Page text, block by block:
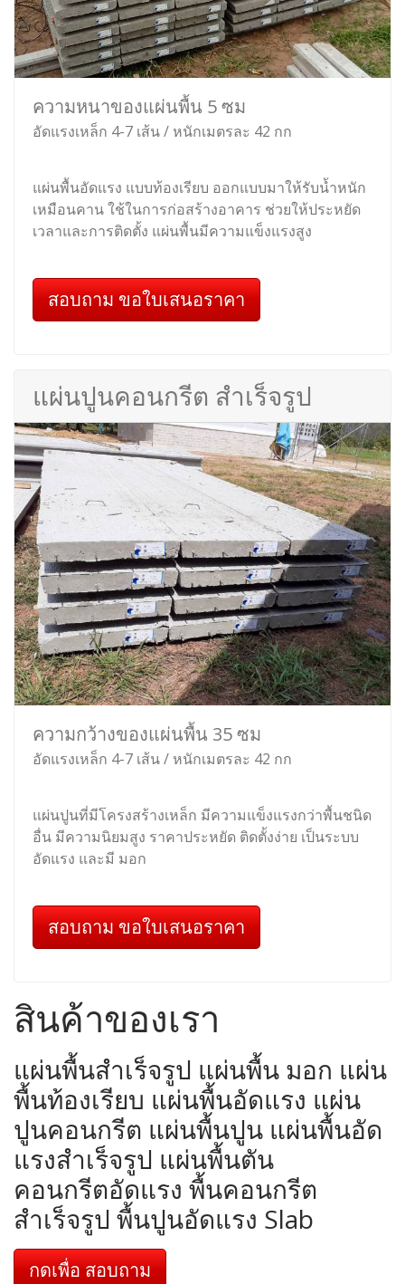
ความหนาของแผ่นพื้น 5 ซม
อัดแรงเหล็ก 4-7 เส้น / หนักเมตรละ 42 กก
แผ่นพื้นอัดแรง แบบท้องเรียบ ออกแบบมาให้รับน้ำหนัก
เหมือนคาน ใช้ในการก่อสร้างอาคาร ช่วยให้ประหยัด
เวลาและการติดตั้ง แผ่นพื้นมีความแข็งแรงสูง
สอบถาม ขอใบเสนอราคา
แผ่นปูนคอนกรีต สำเร็จรูป
ความกว้างของแผ่นพื้น 35 ซม
อัดแรงเหล็ก 4-7 เส้น / หนักเมตรละ 42 กก
แผ่นปูนที่มีโครงสร้างเหล็ก มีความแข็งแรงกว่าพื้นชนิด
อื่น มีความนิยมสูง ราคาประหยัด ติดตั้งง่าย เป็นระบบ
อัดแรง และมี มอก
สอบถาม ขอใบเสนอราคา
สินค้าของเรา
แผ่นพื้นสำเร็จรูป แผ่นพื้น มอก แผ่น
พื้นท้องเรียบ แผ่นพื้นอัดแรง แผ่น
ปูนคอนกรีต แผ่นพื้นปูน แผ่นพื้นอัด
แรงสำเร็จรูป แผ่นพื้นตัน
คอนกรีตอัดแรง พื้นคอนกรีต
สำเร็จรูป พื้นปูนอัดแรง Slab
กดเพื่อ สอบถาม